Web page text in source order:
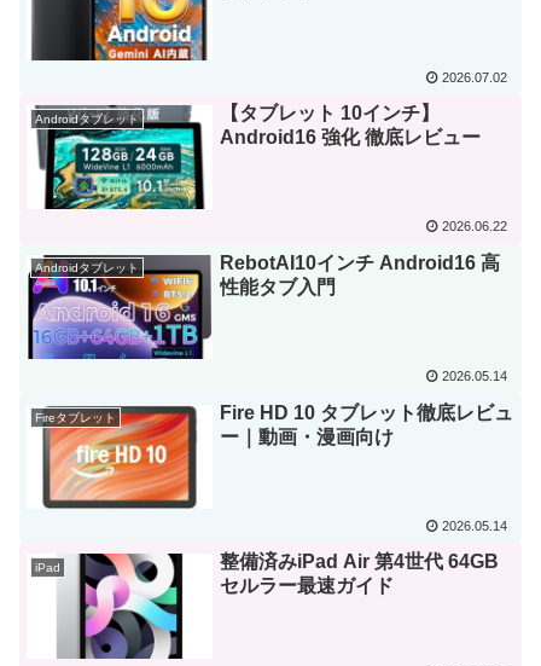
2026.07.02
Androidタブレット
【タブレット 10インチ】
Android16 強化 徹底レビュー
2026.06.22
Androidタブレット
RebotAI10インチ Android16 高
性能タブ入門
2026.05.14
Fireタブレット
Fire HD 10 タブレット徹底レビュ
ー｜動画・漫画向け
2026.05.14
iPad
整備済みiPad Air 第4世代 64GB
セルラー最速ガイド